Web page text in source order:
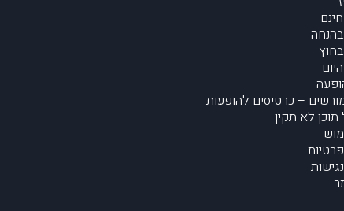
– כרטיסים להופעות
תוכן לא תקין